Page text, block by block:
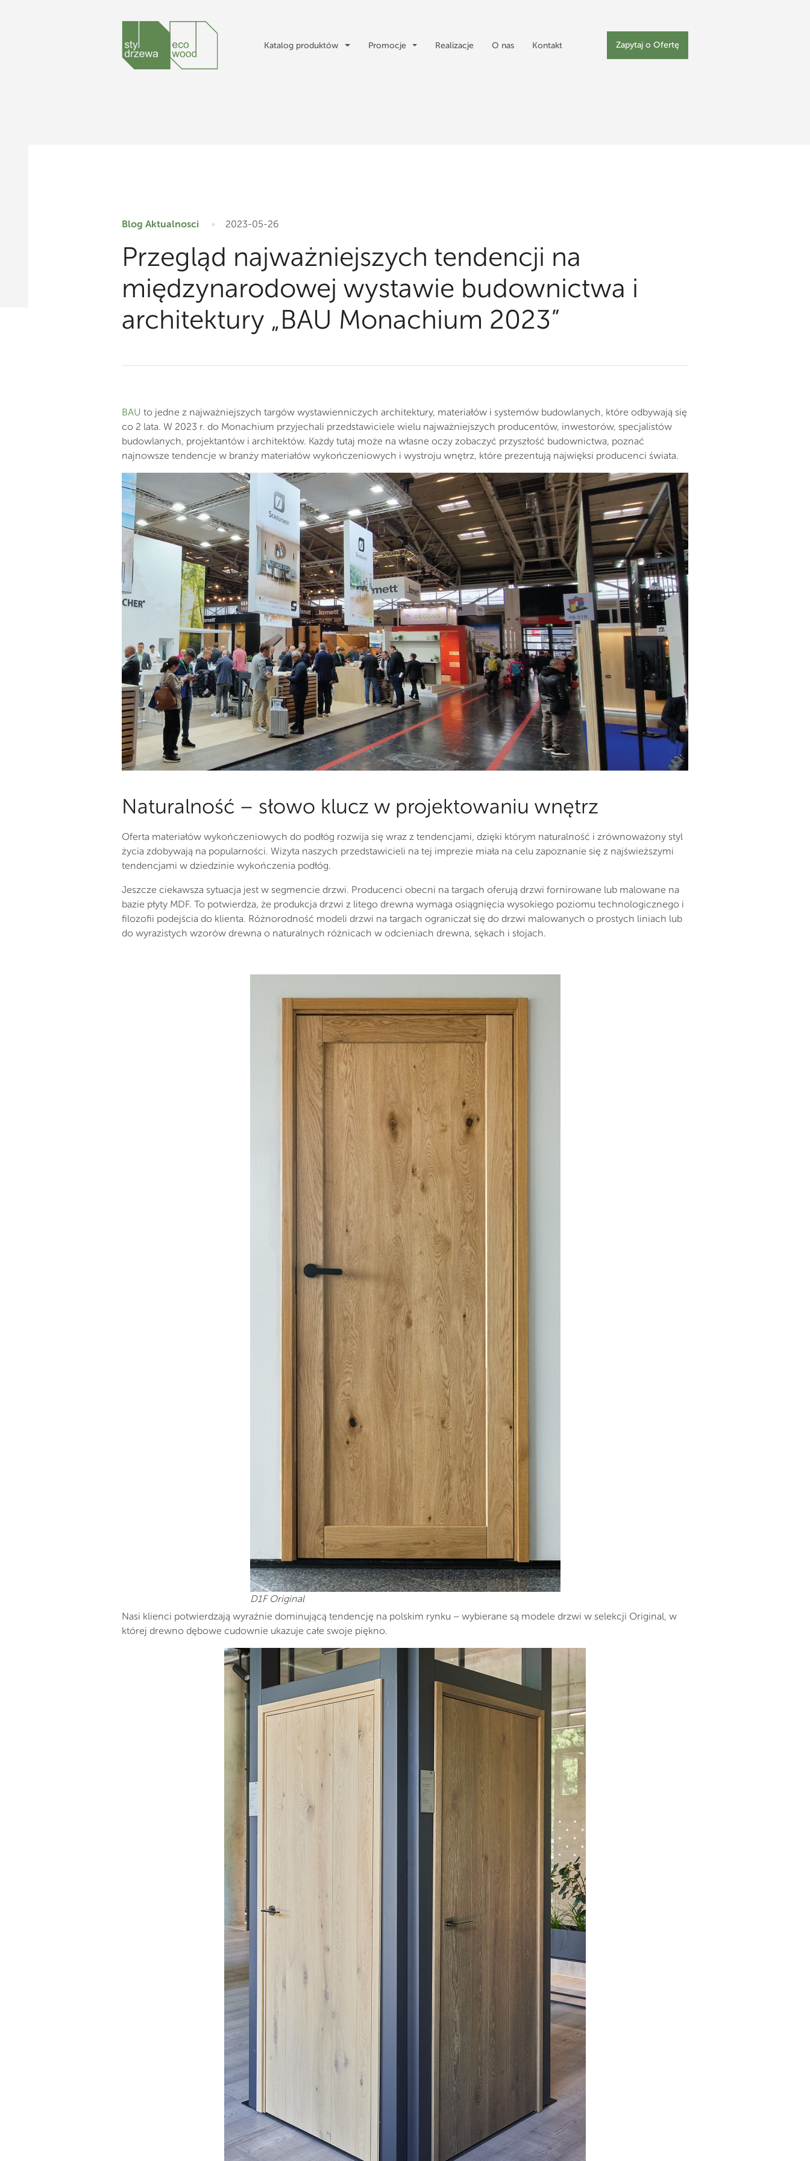
Katalog produktów Promocje Realizacje O nas Kontakt Zapytaj o Ofertę
Blog Aktualnosci 2023-05-26
Przegląd najważniejszych tendencji na
międzynarodowej wystawie budownictwa i
architektury „BAU Monachium 2023”
BAU to jedne z najważniejszych targów wystawienniczych architektury, materiałów i systemów budowlanych, które odbywają się
co 2 lata. W 2023 r. do Monachium przyjechali przedstawiciele wielu najważniejszych producentów, inwestorów, specjalistów
budowlanych, projektantów i architektów. Każdy tutaj może na własne oczy zobaczyć przyszłość budownictwa, poznać
najnowsze tendencje w branży materiałów wykończeniowych i wystroju wnętrz, które prezentują najwięksi producenci świata.
Naturalność – słowo klucz w projektowaniu wnętrz
Oferta materiałów wykończeniowych do podłóg rozwija się wraz z tendencjami, dzięki którym naturalność i zrównoważony styl
życia zdobywają na popularności. Wizyta naszych przedstawicieli na tej imprezie miała na celu zapoznanie się z najświeższymi
tendencjami w dziedzinie wykończenia podłóg.
Jeszcze ciekawsza sytuacja jest w segmencie drzwi. Producenci obecni na targach oferują drzwi fornirowane lub malowane na
bazie płyty MDF. To potwierdza, że produkcja drzwi z litego drewna wymaga osiągnięcia wysokiego poziomu technologicznego i
filozofii podejścia do klienta. Różnorodność modeli drzwi na targach ograniczał się do drzwi malowanych o prostych liniach lub
do wyrazistych wzorów drewna o naturalnych różnicach w odcieniach drewna, sękach i słojach.
D1F Original
Nasi klienci potwierdzają wyraźnie dominującą tendencję na polskim rynku – wybierane są modele drzwi w selekcji Original, w
której drewno dębowe cudownie ukazuje całe swoje piękno.